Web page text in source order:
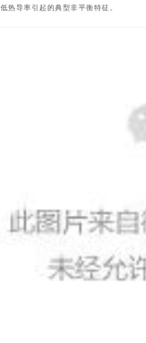
低热导率引起的典型非平衡特征。